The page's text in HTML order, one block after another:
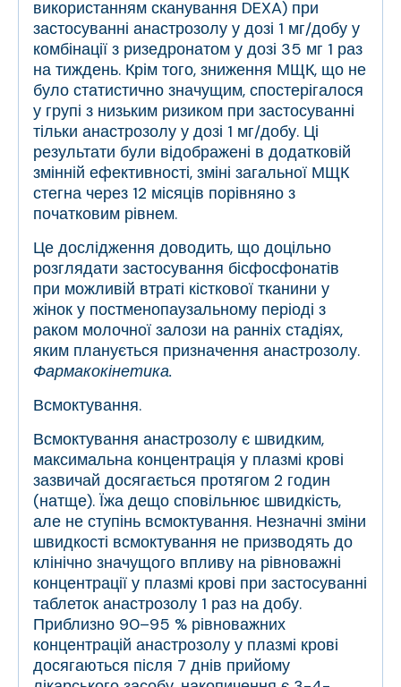
використанням сканування DEXA) при
застосуванні анастрозолу у дозі 1 мг/добу у
комбінації з ризедронатом у дозі 35 мг 1 раз
на тиждень. Крім того, зниження МЩК, що не
було статистично значущим, спостерігалося
у групі з низьким ризиком при застосуванні
тільки анастрозолу у дозі 1 мг/добу. Ці
результати були відображені в додатковій
змінній ефективності, зміні загальної МЩК
стегна через 12 місяців порівняно з
початковим рівнем.
Це дослідження доводить, що доцільно
розглядати застосування бісфосфонатів
при можливій втраті кісткової тканини у
жінок у постменопаузальному періоді з
раком молочної залози на ранніх стадіях,
яким планується призначення анастрозолу.
Фармакокінетика.
Всмоктування.
Всмоктування анастрозолу є швидким,
максимальна концентрація у плазмі крові
зазвичай досягається протягом 2 годин
(натще). Їжа дещо сповільнює швидкість,
але не ступінь всмоктування. Незначні зміни
швидкості всмоктування не призводять до
клінічно значущого впливу на рівноважні
концентрації у плазмі крові при застосуванні
таблеток анастрозолу 1 раз на добу.
Приблизно 90–95 % рівноважних
концентрацій анастрозолу у плазмі крові
досягаються після 7 днів прийому